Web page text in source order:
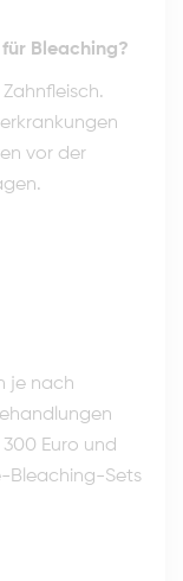
Bleaching?
vor der
je nach
Euro und
Bleaching-Sets